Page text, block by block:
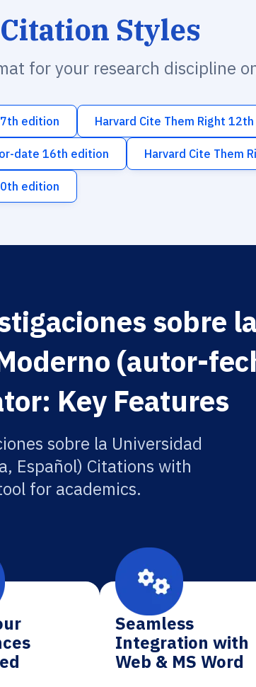
Styles
for your research discipline
edition Harvard Cite Them Right
date 16th edition Harvard Cite Them
edition
sobre la
(autor-
Key Features
sobre la Universidad
Español) Citations with
for academics.
Seamless
Integration with
Web & MS Word